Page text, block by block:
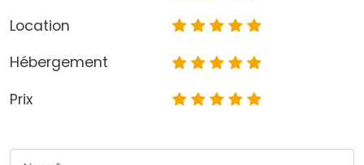
Location
Hébergement
Prix